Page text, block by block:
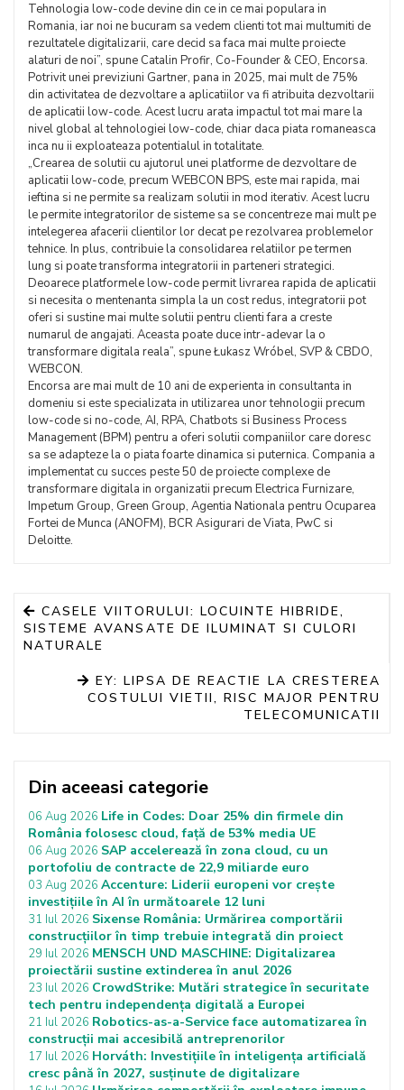
Tehnologia low-code devine din ce in ce mai populara in
Romania, iar noi ne bucuram sa vedem clienti tot mai multumiti de
rezultatele digitalizarii, care decid sa faca mai multe proiecte
alaturi de noi”, spune Catalin Profir, Co-Founder & CEO, Encorsa.
Potrivit unei previziuni Gartner, pana in 2025, mai mult de 75%
din activitatea de dezvoltare a aplicatiilor va fi atribuita dezvoltarii
de aplicatii low-code. Acest lucru arata impactul tot mai mare la
nivel global al tehnologiei low-code, chiar daca piata romaneasca
inca nu ii exploateaza potentialul in totalitate.
„Crearea de solutii cu ajutorul unei platforme de dezvoltare de
aplicatii low-code, precum WEBCON BPS, este mai rapida, mai
ieftina si ne permite sa realizam solutii in mod iterativ. Acest lucru
le permite integratorilor de sisteme sa se concentreze mai mult pe
intelegerea afacerii clientilor lor decat pe rezolvarea problemelor
tehnice. In plus, contribuie la consolidarea relatiilor pe termen
lung si poate transforma integratorii in parteneri strategici.
Deoarece platformele low-code permit livrarea rapida de aplicatii
si necesita o mentenanta simpla la un cost redus, integratorii pot
oferi si sustine mai multe solutii pentru clienti fara a creste
numarul de angajati. Aceasta poate duce intr-adevar la o
transformare digitala reala”, spune Łukasz Wróbel, SVP & CBDO,
WEBCON.
Encorsa are mai mult de 10 ani de experienta in consultanta in
domeniu si este specializata in utilizarea unor tehnologii precum
low-code si no-code, AI, RPA, Chatbots si Business Process
Management (BPM) pentru a oferi solutii companiilor care doresc
sa se adapteze la o piata foarte dinamica si puternica. Compania a
implementat cu succes peste 50 de proiecte complexe de
transformare digitala in organizatii precum Electrica Furnizare,
Impetum Group, Green Group, Agentia Nationala pentru Ocuparea
Fortei de Munca (ANOFM), BCR Asigurari de Viata, PwC si
Deloitte.
CASELE VIITORULUI: LOCUINTE HIBRIDE,
SISTEME AVANSATE DE ILUMINAT SI CULORI
NATURALE
EY: LIPSA DE REACTIE LA CRESTEREA
COSTULUI VIETII, RISC MAJOR PENTRU
TELECOMUNICATII
Din aceeasi categorie
06 Aug 2026 Life in Codes: Doar 25% din firmele din
România folosesc cloud, față de 53% media UE
06 Aug 2026 SAP accelerează în zona cloud, cu un
portofoliu de contracte de 22,9 miliarde euro
03 Aug 2026 Accenture: Liderii europeni vor crește
investițiile în AI în următoarele 12 luni
31 Iul 2026 Sixense România: Urmărirea comportării
construcțiilor în timp trebuie integrată din proiect
29 Iul 2026 MENSCH UND MASCHINE: Digitalizarea
proiectării sustine extinderea în anul 2026
23 Iul 2026 CrowdStrike: Mutări strategice în securitate
tech pentru independența digitală a Europei
21 Iul 2026 Robotics-as-a-Service face automatizarea în
construcții mai accesibilă antreprenorilor
17 Iul 2026 Horváth: Investițiile în inteligența artificială
cresc până în 2027, susținute de digitalizare